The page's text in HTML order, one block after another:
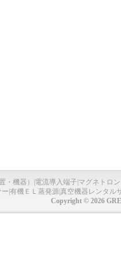
・機器） 電流導入端子 マグネトロ
ー 有機ＥＬ蒸発源真空機器レンタル
Copyright © 2026